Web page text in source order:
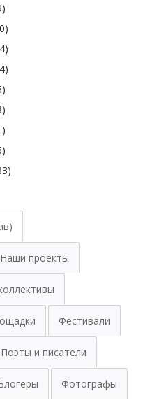
Наши проекты
Фестивали
Поэты и писатели
Фотографы